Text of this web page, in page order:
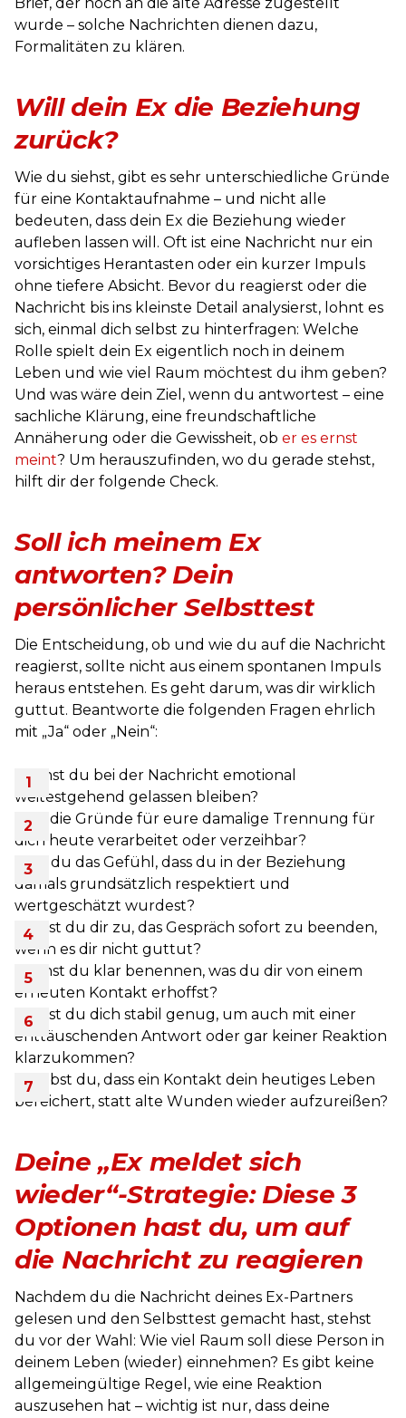
wurde – solche Nachrichten dienen dazu,
Formalitäten zu klären.
Will dein Ex die Beziehung
zurück?
Wie du siehst, gibt es sehr unterschiedliche Gründe
für eine Kontaktaufnahme – und nicht alle
bedeuten, dass dein Ex die Beziehung wieder
aufleben lassen will. Oft ist eine Nachricht nur ein
vorsichtiges Herantasten oder ein kurzer Impuls
ohne tiefere Absicht. Bevor du reagierst oder die
Nachricht bis ins kleinste Detail analysierst, lohnt es
sich, einmal dich selbst zu hinterfragen: Welche
Rolle spielt dein Ex eigentlich noch in deinem
Leben und wie viel Raum möchtest du ihm geben?
Und was wäre dein Ziel, wenn du antwortest – eine
sachliche Klärung, eine freundschaftliche
Annäherung oder die Gewissheit, ob er es ernst
meint? Um herauszufinden, wo du gerade stehst,
hilft dir der folgende Check.
Soll ich meinem Ex
antworten? Dein
persönlicher Selbsttest
Die Entscheidung, ob und wie du auf die Nachricht
reagierst, sollte nicht aus einem spontanen Impuls
heraus entstehen. Es geht darum, was dir wirklich
guttut. Beantworte die folgenden Fragen ehrlich
mit „Ja“ oder „Nein“:
Kannst du bei der Nachricht emotional
weitestgehend gelassen bleiben?
Sind die Gründe für eure damalige Trennung für
dich heute verarbeitet oder verzeihbar?
Hast du das Gefühl, dass du in der Beziehung
damals grundsätzlich respektiert und
wertgeschätzt wurdest?
Traust du dir zu, das Gespräch sofort zu beenden,
wenn es dir nicht guttut?
Kannst du klar benennen, was du dir von einem
erneuten Kontakt erhoffst?
Fühlst du dich stabil genug, um auch mit einer
enttäuschenden Antwort oder gar keiner Reaktion
klarzukommen?
Glaubst du, dass ein Kontakt dein heutiges Leben
bereichert, statt alte Wunden wieder aufzureißen?
Deine „Ex meldet sich
wieder“-Strategie: Diese 3
Optionen hast du, um auf
die Nachricht zu reagieren
Nachdem du die Nachricht deines Ex-Partners
gelesen und den Selbsttest gemacht hast, stehst
du vor der Wahl: Wie viel Raum soll diese Person in
deinem Leben (wieder) einnehmen? Es gibt keine
allgemeingültige Regel, wie eine Reaktion
auszusehen hat – wichtig ist nur, dass deine